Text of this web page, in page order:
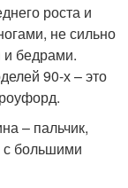
роста и
не сильно
бедрами.
90-х – это
– пальчик,
с большими